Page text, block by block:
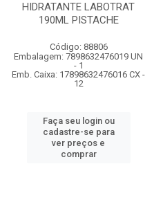
HIDRATANTE LABOTRAT
190ML PISTACHE
Código: 88806
Embalagem: 7898632476019 UN
- 1
Emb. Caixa: 17898632476016 CX -
12
Faça seu login ou
cadastre-se para
ver preços e
comprar